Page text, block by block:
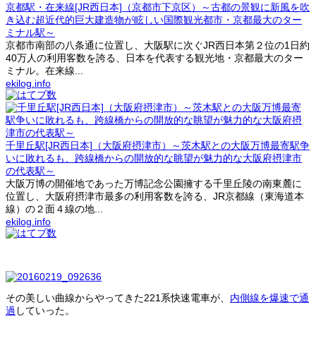
京都駅・在来線[JR西日本]（京都市下京区）～古都の景観に新風を吹
き込む超近代的巨大建造物が眩しい国際観光都市・京都最大のター
ミナル駅～
京都市南部の八条通に位置し、大阪駅に次ぐJR西日本第２位の1日約
40万人の利用客数を誇る、日本を代表する観光地・京都最大のター
ミナル。在来線...
ekilog.info
千里丘駅[JR西日本]（大阪府摂津市）～茨木駅との大阪万博最寄駅争
いに敗れるも、跨線橋からの開放的な眺望が魅力的な大阪府摂津市
の代表駅～
大阪万博の開催地であった万博記念公園擁する千里丘陵の南東麓に
位置し、大阪府摂津市最多の利用客数を誇る、JR京都線（東海道本
線）の２面４線の地...
ekilog.info
その美しい曲線からやってきた221系快速電車が、 内側線を爆速で通
過 していった。